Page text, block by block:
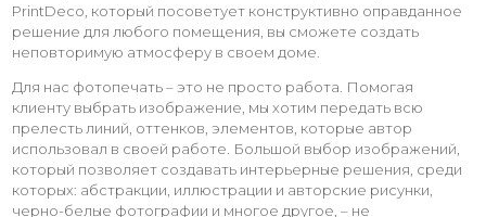
PrintDeco, который посоветует конструктивно оправданное
решение для любого помещения, вы сможете создать
неповторимую атмосферу в своем доме.
Для нас фотопечать – это не просто работа. Помогая
клиенту выбрать изображение, мы хотим передать всю
прелесть линий, оттенков, элементов, которые автор
использовал в своей работе. Большой выбор изображений,
который позволяет создавать интерьерные решения, среди
которых: абстракции, иллюстрации и авторские рисунки,
черно-белые фотографии и многое другое, – не